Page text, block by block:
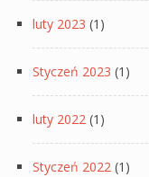
luty 2023 (1)
Styczeń 2023 (1)
luty 2022 (1)
Styczeń 2022 (1)